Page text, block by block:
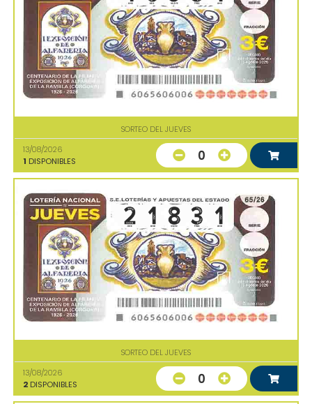
SORTEO DEL JUEVES
13/08/2026
1 DISPONIBLES 0
SORTEO DEL JUEVES
13/08/2026
2 DISPONIBLES 0